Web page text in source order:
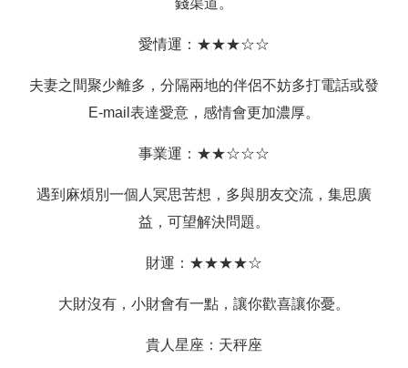
愛情運：★★★☆☆
夫妻之間聚少離多，分隔兩地的伴侶不妨多打電話或發
E-mail表達愛意，感情會更加濃厚。
事業運：★★☆☆☆
遇到麻煩別一個人冥思苦想，多與朋友交流，集思廣
益，可望解決問題。
財運：★★★★☆
大財沒有，小財會有一點，讓你歡喜讓你憂。
貴人星座：天秤座